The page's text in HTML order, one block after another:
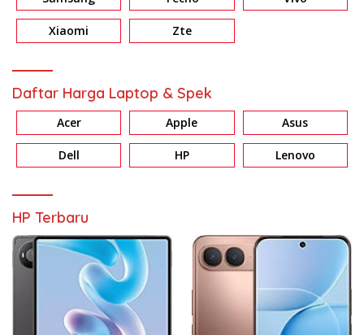
Xiaomi Zte
Daftar Harga Laptop & Spek
Acer Apple Asus
Dell HP Lenovo
HP Terbaru